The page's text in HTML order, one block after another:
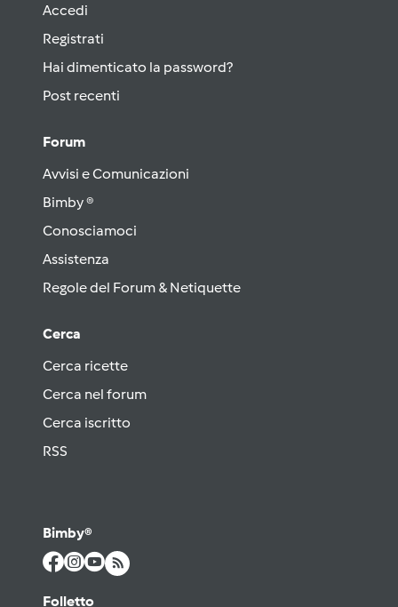
Accedi
Registrati
Hai dimenticato la password?
Post recenti
Forum
Avvisi e Comunicazioni
Bimby ®
Conosciamoci
Assistenza
Regole del Forum & Netiquette
Cerca
Cerca ricette
Cerca nel forum
Cerca iscritto
RSS
Bimby®
Folletto